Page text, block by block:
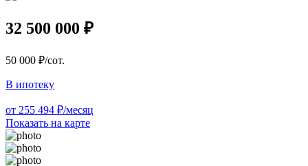
32 500 000 ₽
50 000 ₽/сот.
В ипотеку
от 255 494 ₽/месяц
Показать на карте